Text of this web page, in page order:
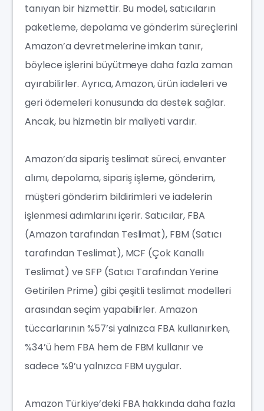
tanıyan bir hizmettir. Bu model, satıcıların
paketleme, depolama ve gönderim süreçlerini
Amazon’a devretmelerine imkan tanır,
böylece işlerini büyütmeye daha fazla zaman
ayırabilirler. Ayrıca, Amazon, ürün iadeleri ve
geri ödemeleri konusunda da destek sağlar.
Ancak, bu hizmetin bir maliyeti vardır.
Amazon’da sipariş teslimat süreci, envanter
alımı, depolama, sipariş işleme, gönderim,
müşteri gönderim bildirimleri ve iadelerin
işlenmesi adımlarını içerir. Satıcılar, FBA
(Amazon tarafından Teslimat), FBM (Satıcı
tarafından Teslimat), MCF (Çok Kanallı
Teslimat) ve SFP (Satıcı Tarafından Yerine
Getirilen Prime) gibi çeşitli teslimat modelleri
arasından seçim yapabilirler. Amazon
tüccarlarının %57’si yalnızca FBA kullanırken,
%34’ü hem FBA hem de FBM kullanır ve
sadece %9’u yalnızca FBM uygular.
Amazon Türkiye’deki FBA hakkında daha fazla